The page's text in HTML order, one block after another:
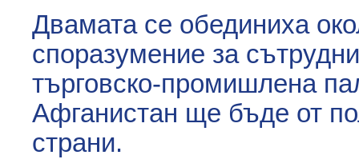
Двамата се обединиха
споразумение за
търговско-промишлена
Афганистан ще бъде от
страни.